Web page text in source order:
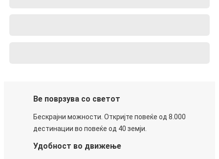
Ве поврзува со светот
Бескрајни можности. Откријте повеќе од 8.000
дестинации во повеќе од 40 земји.
Удобност во движење